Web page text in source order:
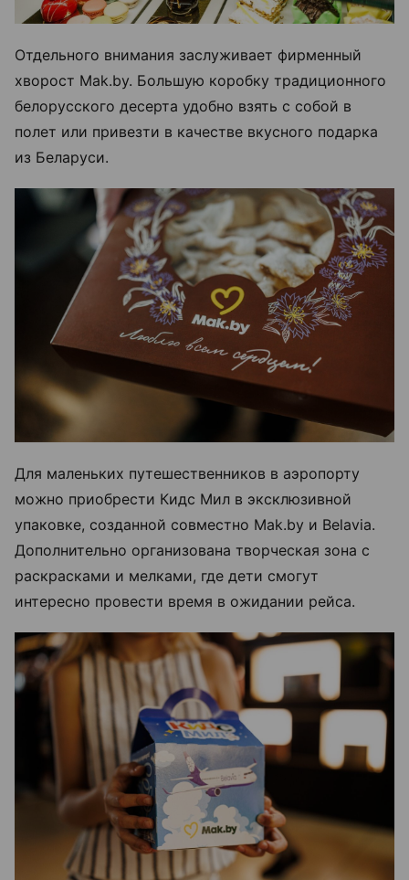
Отдельного внимания заслуживает фирменный
хворост Mak.by. Большую коробку традиционного
белорусского десерта удобно взять с собой в
полет или привезти в качестве вкусного подарка
из Беларуси.
Для маленьких путешественников в аэропорту
можно приобрести Кидс Мил в эксклюзивной
упаковке, созданной совместно Mak.by и Belavia.
Дополнительно организована творческая зона с
раскрасками и мелками, где дети смогут
интересно провести время в ожидании рейса.